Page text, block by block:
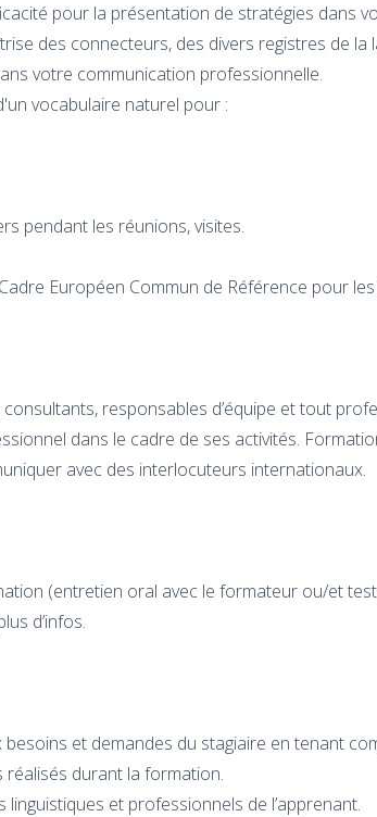
pour la présentation de stratégies dans
des connecteurs, des divers registres de la
votre communication professionnelle.
vocabulaire naturel pour :
pendant les réunions, visites.
Européen Commun de Référence pour les
responsables d’équipe et tout
dans le cadre de ses activités.
avec des interlocuteurs internationaux.
(entretien oral avec le formateur ou/et
d’infos.
et demandes du stagiaire en tenant
durant la formation.
et professionnels de l’apprenant.